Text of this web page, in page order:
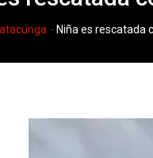
Latacunga - Niña es rescatada